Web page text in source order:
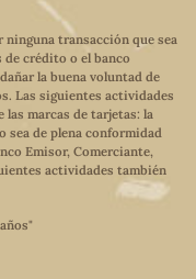
transacción que sea
de crédito o el banco
la buena voluntad de
Las siguientes actividades
marcas de tarjetas: la
sea de plena conformidad
Emisor, Comerciante,
actividades también